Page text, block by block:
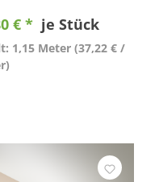
€ * je Stück
1,15 Meter (37,22 € /